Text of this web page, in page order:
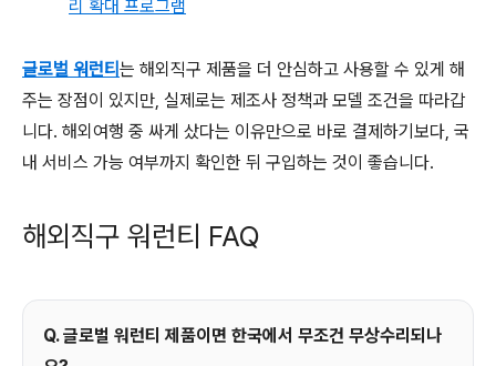
리 확대 프로그램
글로벌 워런티 는 해외직구 제품을 더 안심하고 사용할 수 있게 해
주는 장점이 있지만, 실제로는 제조사 정책과 모델 조건을 따라갑
니다. 해외여행 중 싸게 샀다는 이유만으로 바로 결제하기보다, 국
내 서비스 가능 여부까지 확인한 뒤 구입하는 것이 좋습니다.
해외직구 워런티 FAQ
Q. 글로벌 워런티 제품이면 한국에서 무조건 무상수리되나